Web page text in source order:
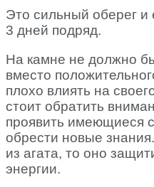
Это сильный оберег и
3 дней подряд.
На камне не должно
вместо
плохо влиять на
стоит обратить
проявить имеющиеся
обрести новые
из агата, то оно
энергии.